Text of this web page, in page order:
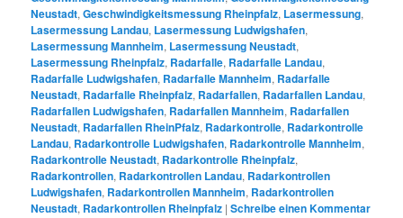
Neustadt,Geschwindigkeitsmessung Rheinpfalz, Lasermessung,
Lasermessung Landau, Lasermessung Ludwigshafen,
Lasermessung Mannheim, Lasermessung Neustadt,
Lasermessung Rheinpfalz, Radarfalle, Radarfalle Landau,
Radarfalle Ludwigshafen, Radarfalle Mannheim, Radarfalle
Neustadt, Radarfalle Rheinpfalz, Radarfallen, Radarfallen Landau,
Radarfallen Ludwigshafen, Radarfallen Mannheim, Radarfallen
Neustadt, Radarfallen RheinPfalz, Radarkontrolle, Radarkontrolle
Landau, Radarkontrolle Ludwigshafen, Radarkontrolle Mannheim,
Radarkontrolle Neustadt, Radarkontrolle Rheinpfalz,
Radarkontrollen, Radarkontrollen Landau, Radarkontrollen
Ludwigshafen, Radarkontrollen Mannheim, Radarkontrollen
Neustadt, Radarkontrollen Rheinpfalz |Schreibe einen Kommentar